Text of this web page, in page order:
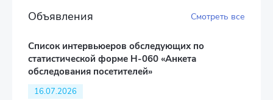
Объявления Смотреть все
Список интервьюеров обследующих по
статистической форме Н-060 «Анкета
обследования посетителей»
16.07.2026